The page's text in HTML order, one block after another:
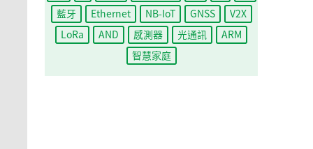
藍牙
Ethernet NB-IoT GNSS
V2X
LoRa
AND 感測器 光通訊
ARM
智慧家庭